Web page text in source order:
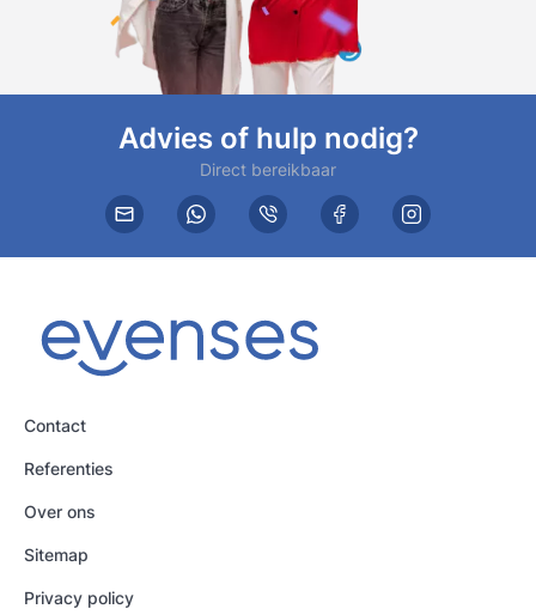
Advies of hulp nodig?
Direct bereikbaar
Contact
Referenties
Over ons
Sitemap
Privacy policy